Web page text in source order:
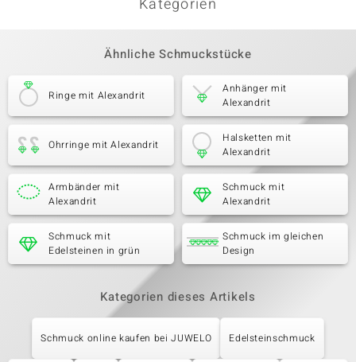
Kategorien
Ähnliche Schmuckstücke
Ringe mit Alexandrit
Anhänger mit
Alexandrit
Ohrringe mit Alexandrit
Halsketten mit
Alexandrit
Armbänder mit
Alexandrit
Schmuck mit
Alexandrit
Schmuck mit
Edelsteinen in grün
Schmuck im gleichen
Design
Kategorien dieses Artikels
Schmuck online kaufen bei JUWELO Edelsteinschmuck